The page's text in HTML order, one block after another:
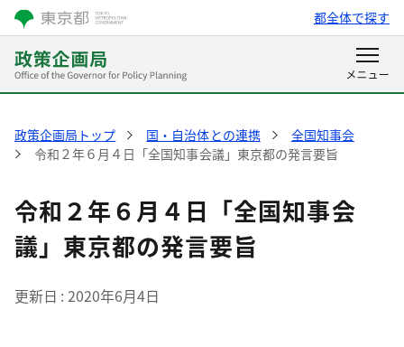
都全体で探す
政策企画局トップ 国・自治体との連携
全国知事会
令和２年６月４日「全国知事会議」東京都の発言要旨
令和２年６月４日「全国知事会
議」東京都の発言要旨
更新日 2020年6月4日